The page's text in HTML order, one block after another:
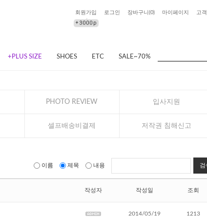
회원가입 로그인 장바구니(0) 마이페이지 고
+PLUS SIZE SHOES ETC SALE~70%
PHOTO REVIEW 입사지원
셀프배송비결제 저작권 침해신고
이름 제목 내용 검
작성자 작성일 조회
2014/05/19 1213